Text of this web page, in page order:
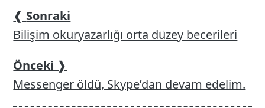
❰ Sonraki
Bilişim okuryazarlığı orta düzey becerileri
Önceki ❱
Messenger öldü, Skype’dan devam edelim.